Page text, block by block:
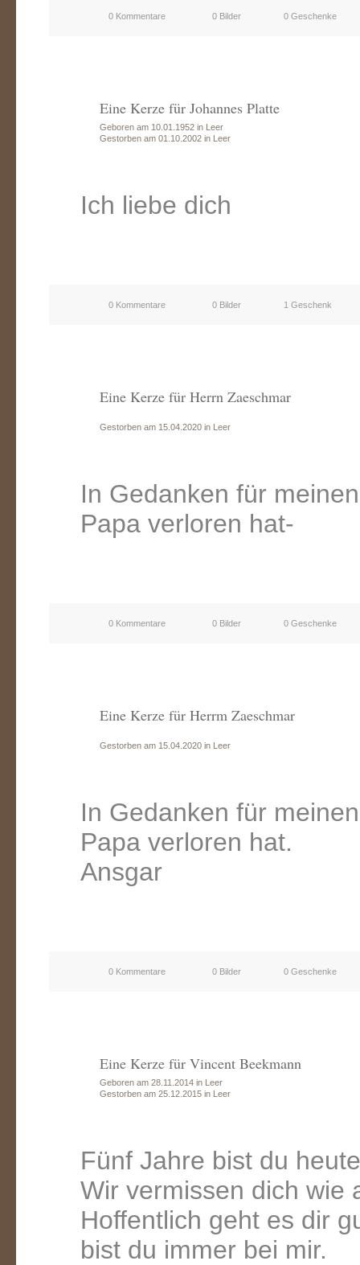
0 Kommentare 0 Bilder 0 Geschenke
Eine Kerze für Johannes Platte
Geboren am 10.01.1952 in Leer
Gestorben am 01.10.2002 in Leer
Ich liebe dich
0 Kommentare 0 Bilder 1 Geschenk
Eine Kerze für Herrn Zaeschmar
Gestorben am 15.04.2020 in Leer
In Gedanken für
Papa verloren hat-
0 Kommentare 0 Bilder 0 Geschenke
Eine Kerze für Herrm Zaeschmar
Gestorben am 15.04.2020 in Leer
In Gedanken für
Papa verloren hat.
Ansgar
0 Kommentare 0 Bilder 0 Geschenke
Eine Kerze für Vincent Beekmann
Geboren am 28.11.2014 in Leer
Gestorben am 25.12.2015 in Leer
Fünf Jahre bist du
Wir vermissen dich wie
Hoffentlich geht es dir
bist du immer bei mir.